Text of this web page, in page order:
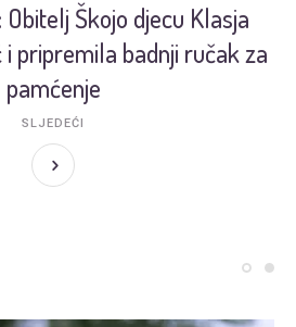
Škojo djecu Klasja
pripremila badnji ručak za
pamćenje
SLJEDEĆI